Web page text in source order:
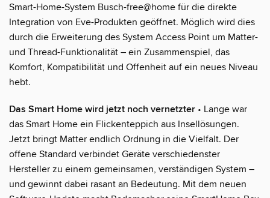
Smart-Home-System Busch-free@home für die direkte
Integration von Eve-Produkten geöffnet. Möglich wird dies
durch die Erweiterung des System Access Point um Matter-
und Thread-Funktionalität – ein Zusammenspiel, das
Komfort, Kompatibilität und Offenheit auf ein neues Niveau
hebt.
Das Smart Home wird jetzt noch vernetzter • Lange war
das Smart Home ein Flickenteppich aus Insellösungen.
Jetzt bringt Matter endlich Ordnung in die Vielfalt. Der
offene Standard verbindet Geräte verschiedenster
Hersteller zu einem gemeinsamen, verständigen System –
und gewinnt dabei rasant an Bedeutung. Mit dem neuen